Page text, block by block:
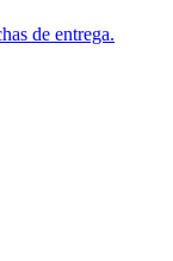
de entrega.